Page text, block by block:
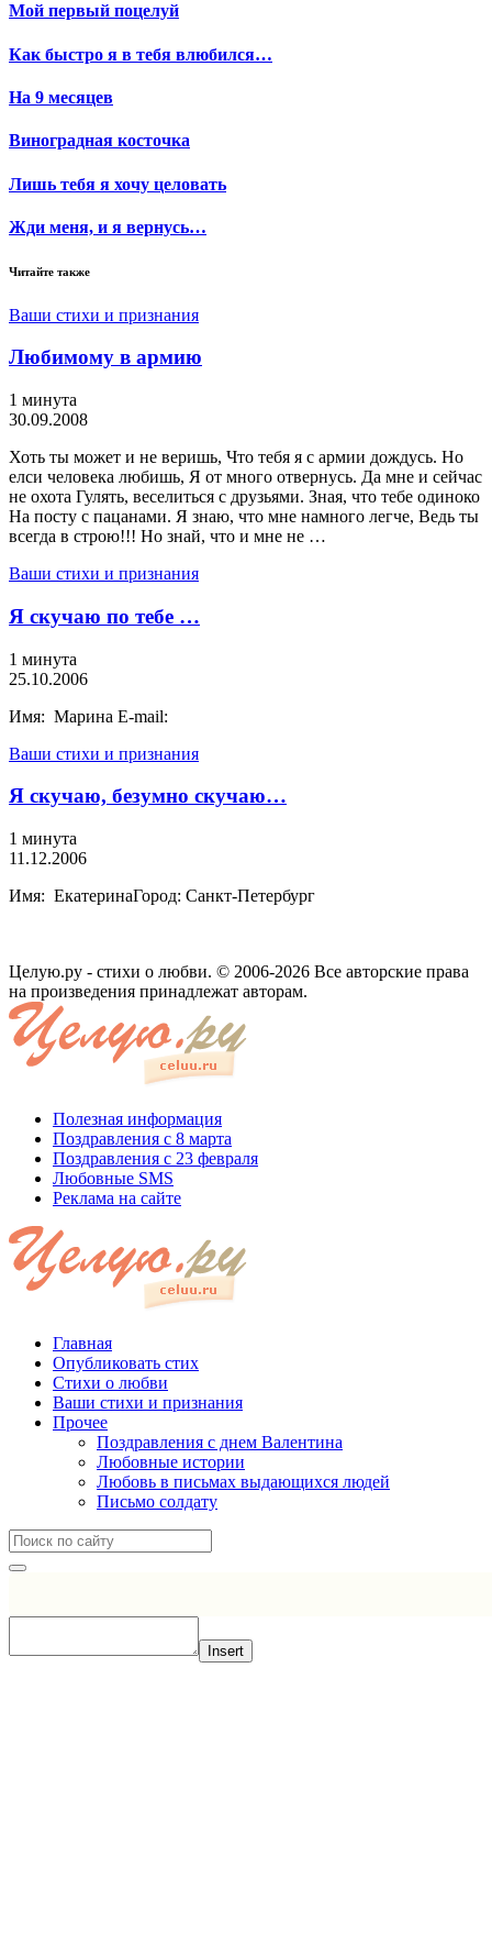
Мой первый поцелуй
Как быстро я в тебя влюбился…
На 9 месяцев
Виноградная косточка
Лишь тебя я хочу целовать
Жди меня, и я вернусь…
Читайте также
Ваши стихи и признания
Любимому в армию
1 минута
30.09.2008
Хоть ты может и не веришь, Что тебя я с армии дождусь. Но
елси человека любишь, Я от много отвернусь. Да мне и сейчас
не охота Гулять, веселиться с друзьями. Зная, что тебе одиноко
На посту с пацанами. Я знаю, что мне намного легче, Ведь ты
всегда в строю!!! Но знай, что и мне не …
Ваши стихи и признания
Я скучаю по тебе …
1 минута
25.10.2006
Имя: Марина E-mail:
Ваши стихи и признания
Я скучаю, безумно скучаю…
1 минута
11.12.2006
Имя: ЕкатеринаГород: Санкт-Петербург
Целую.ру - стихи о любви. © 2006-2026 Все авторские права
на произведения принадлежат авторам.
Полезная информация
Поздравления с 8 марта
Поздравления с 23 февраля
Любовные SMS
Реклама на сайте
Главная
Опубликовать стих
Стихи о любви
Ваши стихи и признания
Прочее
Поздравления с днем Валентина
Любовные истории
Любовь в письмах выдающихся людей
Письмо солдату
Insert